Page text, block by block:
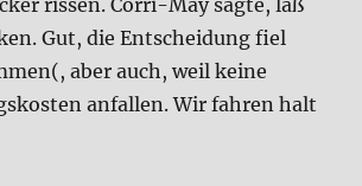
ris­sen. Cor­ri-May sag­te, laß
Gut, die Ent­schei­dung fiel
aber auch, weil kei­ne
anfal­len. Wir fah­ren halt